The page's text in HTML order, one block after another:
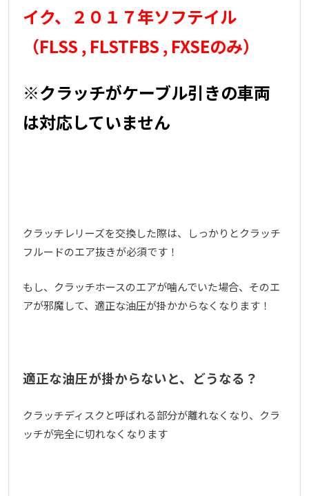
イク、２０１７年ソフテイル
（FLSS , FLSTFBS , FXSEのみ）
※クラッチがケーブル引きの車両
は対応していません
クラッチレリーズを交換した際は、しっかりとクラッチ
フルードのエア抜きが必須です！
もし、クラッチホースのエアが噛んでいた場合、そのエ
アが邪魔して、適正な油圧が掛かからなくなります！
適正な油圧が掛からないと、どうなる？
クラッチディスクと呼ばれる部分が離れなくなり、クラ
ッチが完全に切れなくなります